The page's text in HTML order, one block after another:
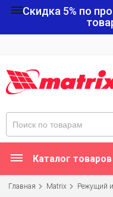
Скидка 5% по
Каталог товаров
Главная Matrix Режущий